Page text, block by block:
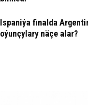
Ispaniýa finalda
oýunçylary näçe alar?